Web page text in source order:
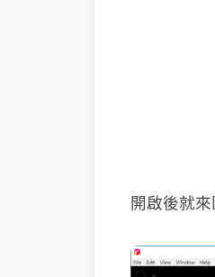
開啟後就